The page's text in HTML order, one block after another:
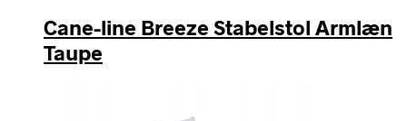
Cane-line Breeze Stabelstol Armlæn
Taupe